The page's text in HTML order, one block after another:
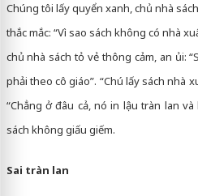
Chúng tôi lấy quyển xanh, chủ nhà
thắc mắc: “Vì sao sách không có nhà
chủ nhà sách tỏ vẻ thông cảm, an ủi:
phải theo cô giáo”. “Chú lấy sách nhà
“Chẳng ở đâu cả, nó in lậu tràn lan
sách không giấu giếm.
Sai tràn lan